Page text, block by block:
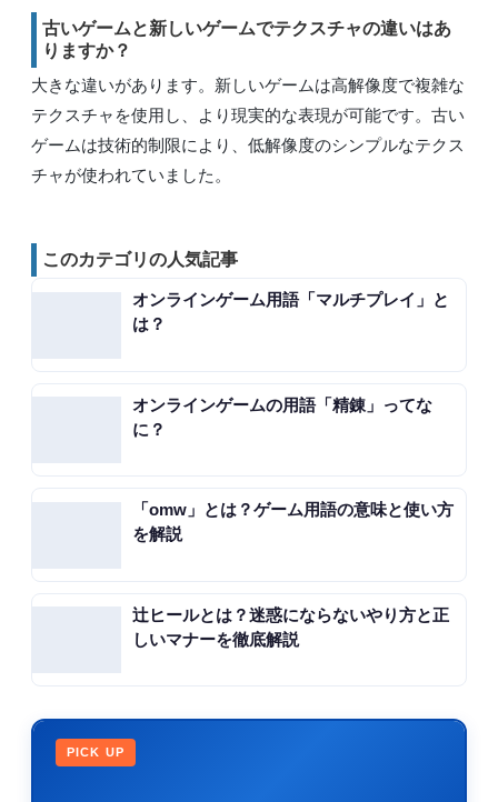
古いゲームと新しいゲームでテクスチャの違いはあ
りますか？
大きな違いがあります。新しいゲームは高解像度で複雑な
テクスチャを使用し、より現実的な表現が可能です。古い
ゲームは技術的制限により、低解像度のシンプルなテクス
チャが使われていました。
このカテゴリの人気記事
オンラインゲーム用語「マルチプレイ」と
は？
オンラインゲームの用語「精錬」ってな
に？
「omw」とは？ゲーム用語の意味と使い方
を解説
辻ヒールとは？迷惑にならないやり方と正
しいマナーを徹底解説
PICK UP